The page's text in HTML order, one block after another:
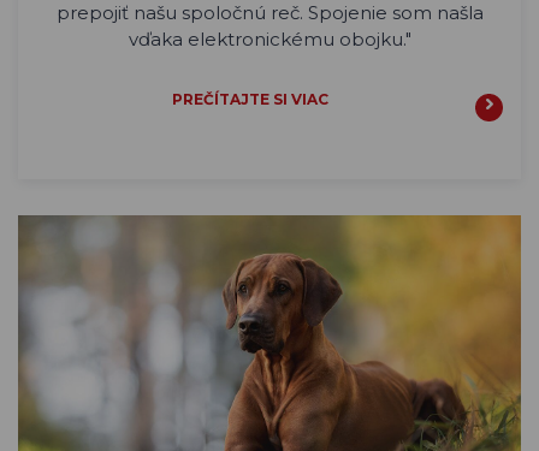
prepojiť našu spoločnú reč. Spojenie som našla
vďaka elektronickému obojku."
PREČÍTAJTE SI VIAC